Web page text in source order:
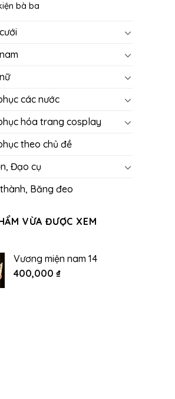
bà ba
các nước
hóa trang cosplay
theo chủ đề
Đạo cụ
Băng đeo
VỪA ĐƯỢC XEM
Vương miện nam 14
400,000 ₫